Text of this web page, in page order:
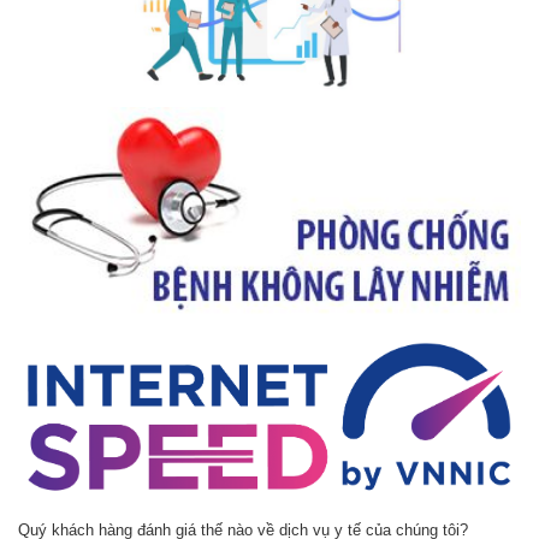
Quý khách hàng đánh giá thế nào về dịch vụ y tế của chúng tôi?